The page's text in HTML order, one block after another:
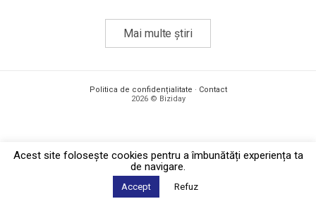
Mai multe știri
Politica de confidențialitate · Contact
2026 © Biziday
Acest site foloseşte cookies pentru a îmbunătăți experiența ta
de navigare.
Accept Refuz